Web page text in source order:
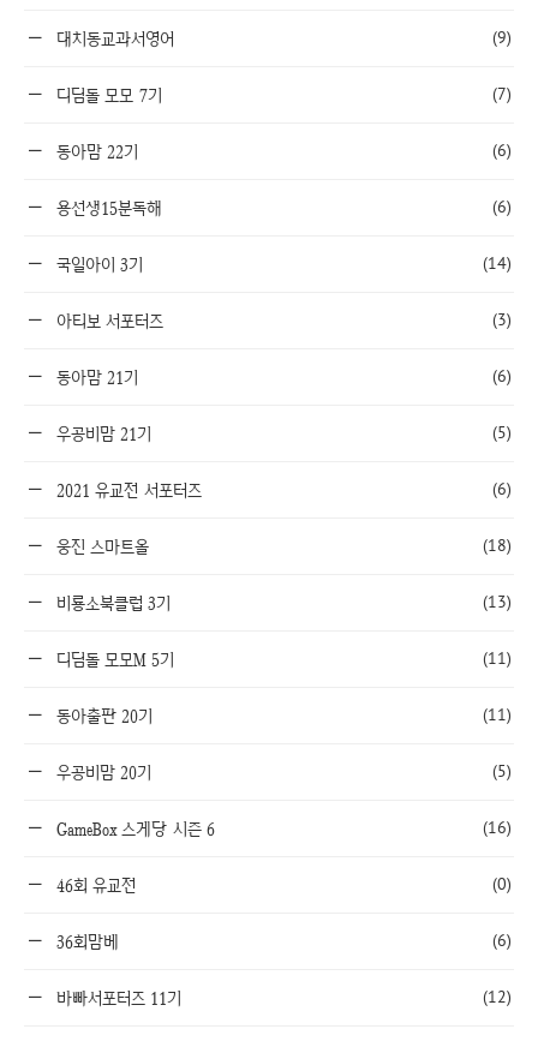
대치동교과서영어 (9)
디딤돌 모모 7기 (7)
동아맘 22기 (6)
용선생15분독해 (6)
국일아이 3기 (14)
아티보 서포터즈 (3)
동아맘 21기 (6)
우공비맘 21기 (5)
2021 유교전 서포터즈 (6)
웅진 스마트올 (18)
비룡소북클럽 3기 (13)
디딤돌 모모M 5기 (11)
동아출판 20기 (11)
우공비맘 20기 (5)
GameBox 스게당 시즌 6 (16)
46회 유교전 (0)
36회맘베 (6)
바빠서포터즈 11기 (12)